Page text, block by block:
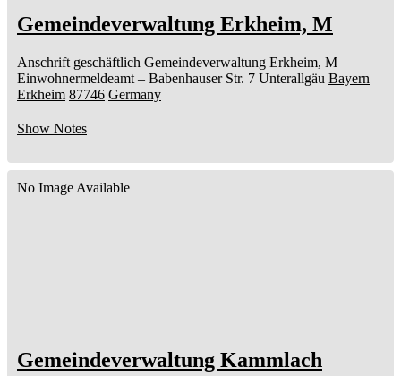
Gemeindeverwaltung Erkheim, M
Anschrift geschäftlich Gemeindeverwaltung Erkheim, M –
Einwohnermeldeamt – Babenhauser Str. 7 Unterallgäu Bayern
Erkheim 87746 Germany
Show Notes
No Image Available
Gemeindeverwaltung Kammlach